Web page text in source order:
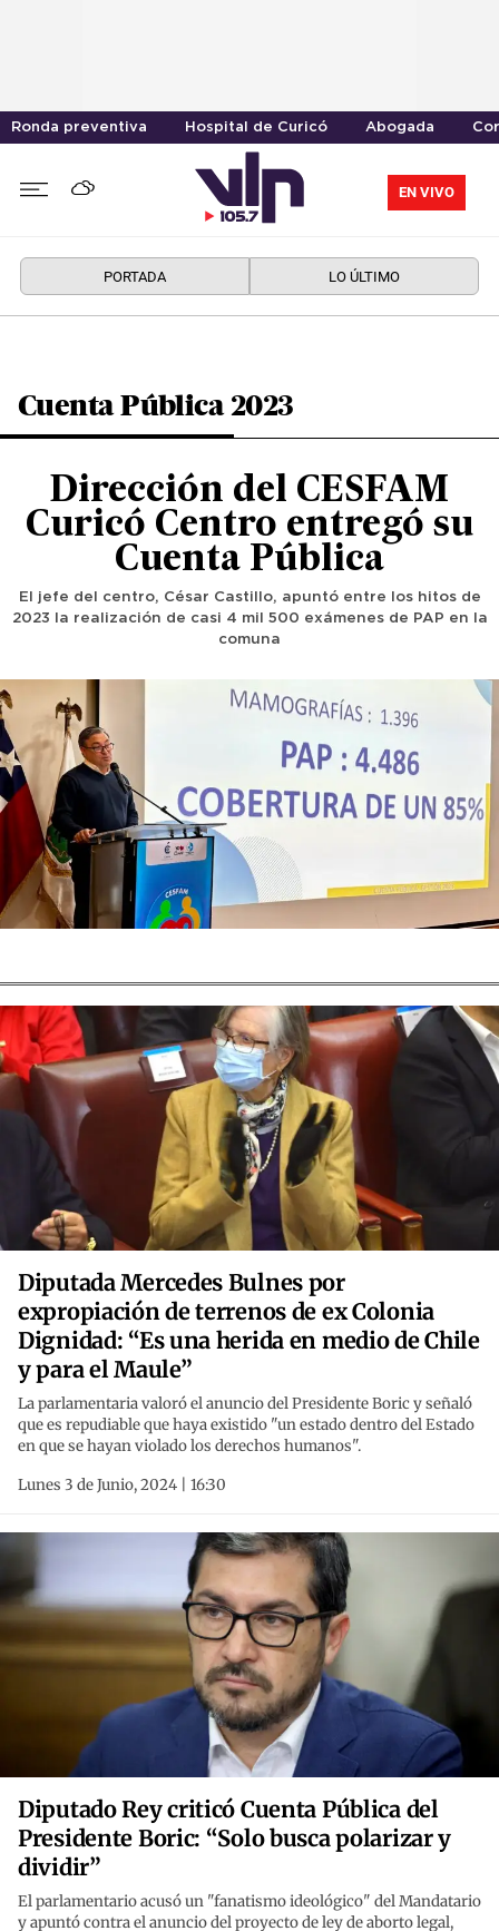
Ronda preventiva Hospital de Curicó Abogada
EN VIVO
PORTADA LO ÚLTIMO
Cuenta Pública 2023
Dirección del CESFAM
Curicó Centro entregó su
Cuenta Pública
El jefe del centro, César Castillo, apuntó entre los hitos de
2023 la realización de casi 4 mil 500 exámenes de PAP en la
comuna
Diputada Mercedes Bulnes por
expropiación de terrenos de ex Colonia
Dignidad: “Es una herida en medio de Chile
y para el Maule”
La parlamentaria valoró el anuncio del Presidente Boric y señaló
que es repudiable que haya existido "un estado dentro del Estado
en que se hayan violado los derechos humanos".
Lunes 3 de Junio, 2024 | 16:30
Diputado Rey criticó Cuenta Pública del
Presidente Boric: “Solo busca polarizar y
dividir”
El parlamentario acusó un "fanatismo ideológico" del Mandatario
y apuntó contra el anuncio del proyecto de ley de aborto legal,